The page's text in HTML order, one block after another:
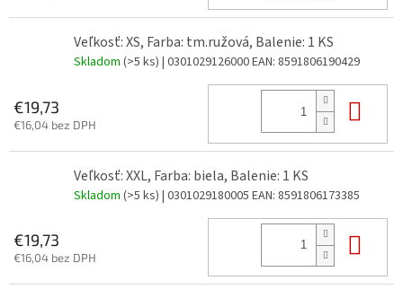
Veľkosť: XS, Farba: tm.ružová, Balenie: 1 KS
Skladom (>5 ks) | 0301029126000EAN: 8591806190429
€19,73
€16,04 bez DPH
Veľkosť: XXL, Farba: biela, Balenie: 1 KS
Skladom (>5 ks) | 0301029180005 EAN: 8591806173385
€19,73
€16,04 bez DPH